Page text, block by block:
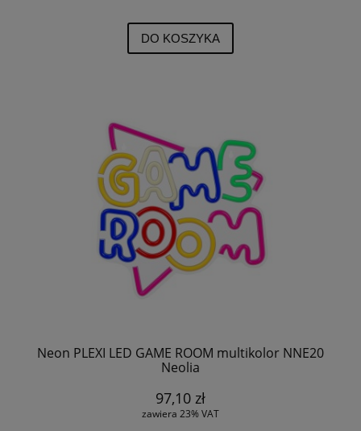
DO KOSZYKA
Neon PLEXI LED GAME ROOM multikolor NNE20
Neolia
97,10 zł
zawiera 23% VAT